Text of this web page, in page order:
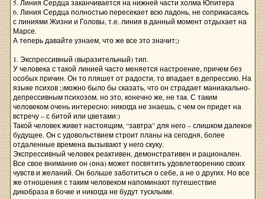
5. Линия Сердца заканчивается на нижней части холма Юпитера
6. Линия Сердца полностью пересекает всю ладонь, не соприкасаясь
с линиями Жизни и Головы, т.е. линия в данный момент отдыхает на
Марсе.
А теперь давайте узнаем, что же все это значит;)
1. Экспрессивный (выразительный) тип.
У человека с такой линией часто меняется настроение, причем без
особых причин. Он то пляшет от радости, то впадает в депрессию. На
языке психов ;)можно было бы сказать, что он страдает маниакально-
депрессивным психозом, но это, конечно же, не так. С таким
человеком очень интересно: никогда не знаешь, с чем он придет на
встречу – с битой или цветами:)
Такой человек живет настоящим, “завтра” для него – слишком далекое
будущее. Он с удовольствием строит планы на сегодня, более
отдаленные времена вызывают у него скуку.
Экспрессивный человек реактивен, демонстративен и рационален.
Все свое внимание он (она) может посвятить удовлетворению своих
чувств и желаний. Он больше заботиться о себе, а не о других. Но все
же отношения с таким человеком напоминают путешествие
дикобраза в бочке и никогда не будут тусклыми.